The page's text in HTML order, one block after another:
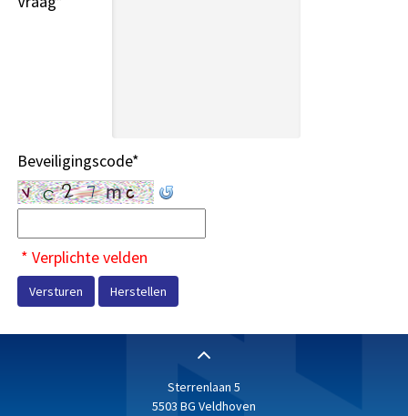
Beveiligingscode*
* Verplichte velden
Versturen Herstellen
Sterrenlaan 5
5503 BG Veldhoven